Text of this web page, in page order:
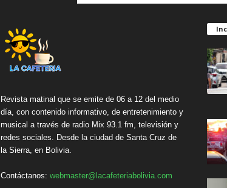
Revista matinal que se emite de 06 a 12 del medio
día, con contenido informativo, de entretenimiento y
musical a través de radio Mix 93.1 fm, televisión y
redes sociales. Desde la ciudad de Santa Cruz de
la Sierra, en Bolivia.
Contáctanos: webmaster@lacafeteriabolivia.com